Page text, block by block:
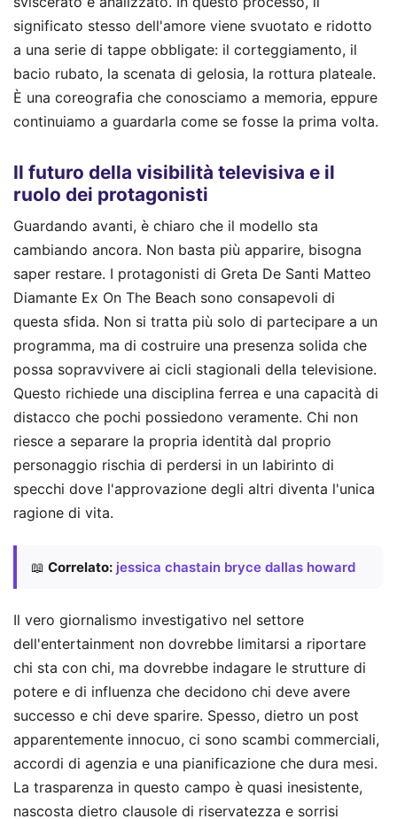
significato stesso dell'amore viene svuotato e ridotto
a una serie di tappe obbligate: il corteggiamento, il
bacio rubato, la scenata di gelosia, la rottura plateale.
È una coreografia che conosciamo a memoria, eppure
continuiamo a guardarla come se fosse la prima volta.
Il futuro della visibilità televisiva e il
ruolo dei protagonisti
Guardando avanti, è chiaro che il modello sta
cambiando ancora. Non basta più apparire, bisogna
saper restare. I protagonisti di Greta De Santi Matteo
Diamante Ex On The Beach sono consapevoli di
questa sfida. Non si tratta più solo di partecipare a un
programma, ma di costruire una presenza solida che
possa sopravvivere ai cicli stagionali della televisione.
Questo richiede una disciplina ferrea e una capacità di
distacco che pochi possiedono veramente. Chi non
riesce a separare la propria identità dal proprio
personaggio rischia di perdersi in un labirinto di
specchi dove l'approvazione degli altri diventa l'unica
ragione di vita.
📖 Correlato: jessica chastain bryce dallas howard
Il vero giornalismo investigativo nel settore
dell'entertainment non dovrebbe limitarsi a riportare
chi sta con chi, ma dovrebbe indagare le strutture di
potere e di influenza che decidono chi deve avere
successo e chi deve sparire. Spesso, dietro un post
apparentemente innocuo, ci sono scambi commerciali,
accordi di agenzia e una pianificazione che dura mesi.
La trasparenza in questo campo è quasi inesistente,
nascosta dietro clausole di riservatezza e sorrisi